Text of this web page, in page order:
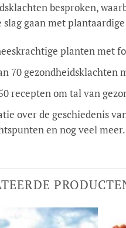
besproken,
slag gaan met
planten met
70 gezondheidsklachten
recepten om tal van
over de geschiedenis
en nog veel meer.